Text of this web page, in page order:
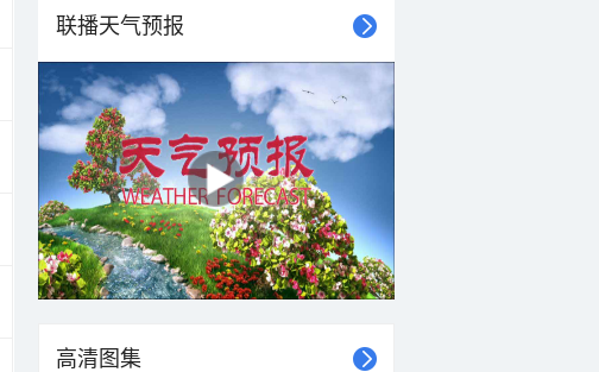
联播天气预报
高清图集